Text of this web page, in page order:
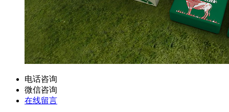
电话咨询
微信咨询
在线留言